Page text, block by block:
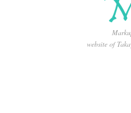
website of